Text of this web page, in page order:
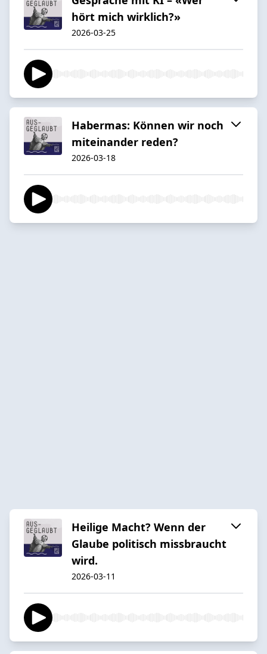
hört mich wirklich?»
2026-03-25
Habermas: Können wir noch
miteinander reden?
2026-03-18
Heilige Macht? Wenn der
Glaube politisch missbraucht
wird.
2026-03-11